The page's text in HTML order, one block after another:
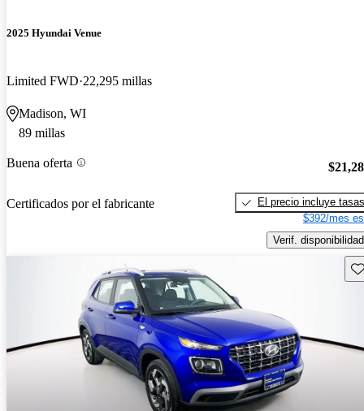
2025 Hyundai Venue
Limited FWD 22,295 millas
Madison, WI
89 millas
Buena oferta
Certificados por el fabricante
El precio incluye tasas
$392/mes
Verif. disponibilidad